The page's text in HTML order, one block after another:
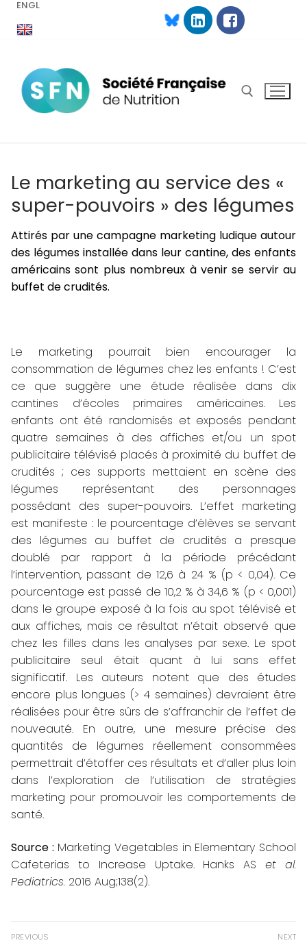
AllerENGL
Le marketing au service des «
super-pouvoirs » des légumes
Attirés par une campagne marketing ludique autour
des légumes installée dans leur cantine, des enfants
américains sont plus nombreux à venir se servir au
buffet de crudités.
Le marketing pourrait bien encourager la
consommation de légumes chez les enfants ! C’est
ce que suggère une étude réalisée dans dix
cantines d’écoles primaires américaines. Les
enfants ont été randomisés et exposés pendant
quatre semaines à des affiches et/ou un spot
publicitaire télévisé placés à proximité du buffet de
crudités ; ces supports mettaient en scène des
légumes représentant des personnages
possédant des super-pouvoirs. L’effet marketing
est manifeste : le pourcentage d’élèves se servant
des légumes au buffet de crudités a presque
doublé par rapport à la période précédant
l’intervention, passant de 12,6 à 24 % (p < 0,04). Ce
pourcentage est passé de 10,2 % à 34,6 % (p < 0,001)
dans le groupe exposé à la fois au spot télévisé et
aux affiches, mais ce résultat n’était observé que
chez les filles dans les analyses par sexe. Le spot
publicitaire seul était quant à lui sans effet
significatif. Les auteurs notent que des études
encore plus longues (> 4 semaines) devraient être
réalisées pour être sûrs de s’affranchir de l’effet de
nouveauté. En outre, une mesure précise des
quantités de légumes réellement consommées
permettrait d’étoffer ces résultats et d’aller plus loin
dans l’exploration de l’utilisation de stratégies
marketing pour promouvoir les comportements de
santé.
Source : Marketing Vegetables in Elementary School
Cafeterias to Increase Uptake.Hanks ASet al.
Pediatrics. 2016 Aug;138(2).
Navigation
PREVIOUS NEXT